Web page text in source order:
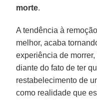
morte.
A tendência à
melhor, acaba
experiência de
diante do fato de ter
restabelecimento de
como realidade que